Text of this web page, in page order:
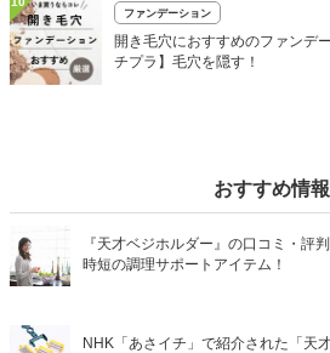
ファンデーション
開き毛穴におすすめのファンデ
チプラ】毛穴を隠す！
おすすめ情報
『天才ベジホルダー』の口コミ・評
時短の調理サポートアイテム！
NHK「あさイチ」で紹介された「天